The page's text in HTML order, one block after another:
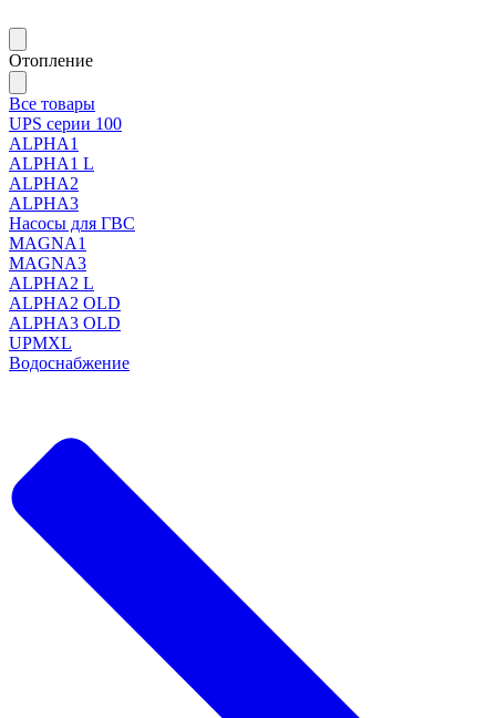
Отопление
Все товары
UPS серии 100
ALPHA1
ALPHA1 L
ALPHA2
ALPHA3
Насосы для ГВС
MAGNA1
MAGNA3
ALPHA2 L
ALPHA2 OLD
ALPHA3 OLD
UPMXL
Водоснабжение